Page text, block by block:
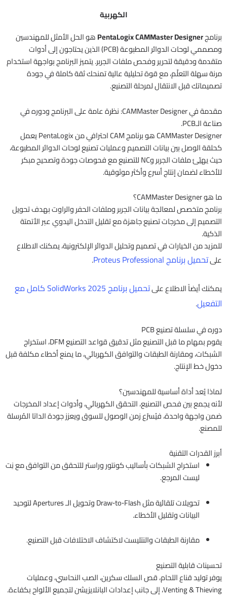
الكهربية
برنامجPentaLogix CAMMaster Designerهو الحل الأمثل للمهندسين
ومصممي لوحات الدوائر المطبوعة (PCB) الذين يحتاجون إلى أدوات
متقدمة ودقيقة لتحرير وفحص ملفات الجربر. يتميز البرنامج بواجهة استخدام
مرنة سهلة التعلّم، مع قوة تحليلية عالية تمنحك ثقة كاملة في جودة
تصميماتك قبل الانتقال لمرحلة التصنيع.
مقدمة في CAMMaster Designer: نظرة عامة على البرنامج ودوره في
صناعة الـPCB.
CAMMaster Designer هو برنامج CAM احترافي من PentaLogix يعمل
كحلقة الوصل بين بيانات التصميم وعمليات تصنيع لوحات الدوائر المطبوعة،
حيث يهيّئ ملفات الجربر وNC للتصنيع مع فحوصات جودة وتصحيح مبكر
للأخطاء لضمان إنتاج أسرع وأكثر موثوقية.
ما هو CAMMaster Designer؟
برنامج متخصص لمعالجة بيانات الجربر وملفات الحفر والراوت بهدف تحويل
التصميم إلى مخرجات تصنيع جاهزة مع تقليل التدخل اليدوي عبر الأتمتة
الذكية.
للمزيد من الخيارات في تصميم وتحليل الدوائر الإلكترونية، يمكنك الاطلاع
علىتحميل برنامج Proteus Professional .
يمكنك أيضاً الاطلاع على
تحميل برنامج SolidWorks 2025 كامل مع
التفعيل.
دوره في سلسلة تصنيع PCB
يقوم بمهام ما قبل التصنيع مثل تدقيق قواعد التصنيع DFM، استخراج
الشبكات، ومقارنة الطبقات والتوافق الكهربائي، ما يمنع أخطاء مكلفة قبل
دخول خط الإنتاج.
لماذا يُعد أداة أساسية للمهندسين؟
لأنه يجمع بين فحص التصنيع، التحقق الكهربائي، وأدوات إعداد المخرجات
ضمن واجهة واحدة، فيُسرّع زمن الوصول للسوق ويعزز جودة الداتا المُرسلة
للمصنع.
أبرز القدرات التقنية
استخراج الشبكات بأساليب كونتور وراستر للتحقق من التوافق مع نِت
ليست المرجع.
تحويلات تلقائية مثل Draw‑to‑Flash وتحويل الـ Apertures لتوحيد
البيانات وتقليل الأخطاء.
مقارنة الطبقات والنتليست لاكتشاف الاختلافات قبل التصنيع.
تحسينات قابلية التصنيع
يوفر توليد قناع اللحام، قص السلك سكرين، الصب النحاسي، وعمليات
Venting & Thieving، إلى جانب إعدادات البانلايزيشن لتجميع الألواح بكفاءة.